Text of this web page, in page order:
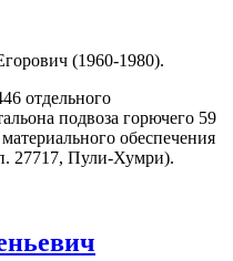
(1960-1980).
отдельного
подвоза горючего 59
обеспечения
27717, Пули-Хумри).